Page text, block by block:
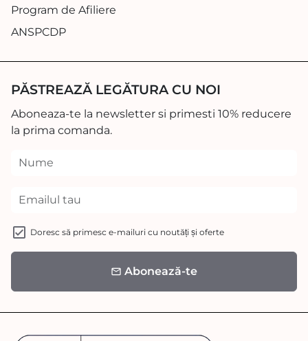
Program de Afiliere
ANSPCDP
PĂSTREAZĂ LEGĂTURA CU NOI
Aboneaza-te la newsletter si primesti 10% reducere
la prima comanda.
Doresc să primesc e-mailuri cu noutăți și oferte
email Abonează-te